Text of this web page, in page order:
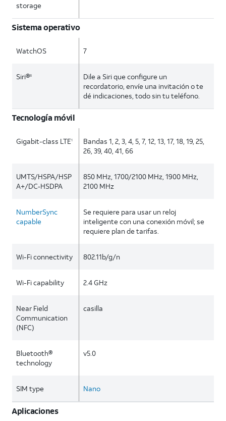
storage
Sistema operativo
WatchOS 7
Siri®8
Dile a Siri que configure un
recordatorio, envíe una invitación o te
dé indicaciones, todo sin tu teléfono.
Tecnología móvil
Gigabit-class LTE1
Bandas 1, 2, 3, 4, 5, 7, 12, 13, 17, 18, 19, 25,
26, 39, 40, 41, 66
UMTS/HSPA/HSP
A+/DC‑HSDPA
850 MHz, 1700/2100 MHz, 1900 MHz,
2100 MHz
NumberSync
capable
Se requiere para usar un reloj
inteligente con una conexión móvil; se
requiere plan de tarifas.
Wi-Fi connectivity 802.11b/g/n
Wi-Fi capability 2.4 GHz
Near Field
Communication
(NFC)
casilla
Bluetooth®
technology
v5.0
SIM type Nano
Aplicaciones